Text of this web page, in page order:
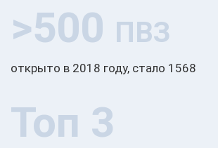
>500 ПВЗ
открыто в 2018 году, стало 1568
Топ 3